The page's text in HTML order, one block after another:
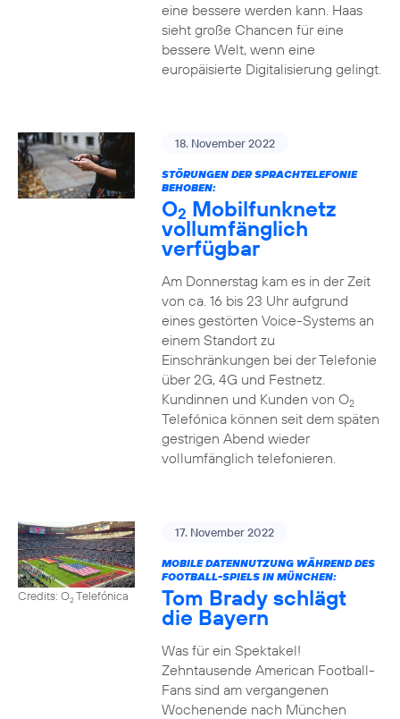
eine bessere werden kann. Haas
sieht große Chancen für eine
bessere Welt, wenn eine
europäisierte Digitalisierung gelingt.
18. November 2022
STÖRUNGEN DER SPRACHTELEFONIE
BEHOBEN:
O2 Mobilfunknetz
vollumfänglich
verfügbar
Am Donnerstag kam es in der Zeit
von ca. 16 bis 23 Uhr aufgrund
eines gestörten Voice-Systems an
einem Standort zu
Einschränkungen bei der Telefonie
über 2G, 4G und Festnetz.
Kundinnen und Kunden von O2
Telefónica können seit dem späten
gestrigen Abend wieder
vollumfänglich telefonieren.
Credits: O2Telefónica
17. November 2022
MOBILE DATENNUTZUNG WÄHREND DES
FOOTBALL-SPIELS IN MÜNCHEN:
Tom Brady schlägt
die Bayern
Was für ein Spektakel!
Zehntausende American Football-
Fans sind am vergangenen
Wochenende nach München